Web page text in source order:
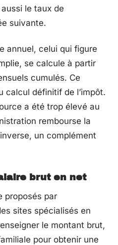
le taux de
suivante.
annuel, celui qui figure
se calcule à partir
cumulés. Ce
calcul définitif de l’impôt.
a été trop élevé au
rembourse la
un complément
brut en net
proposés par
sites spécialisés en
le montant brut,
pour obtenir une